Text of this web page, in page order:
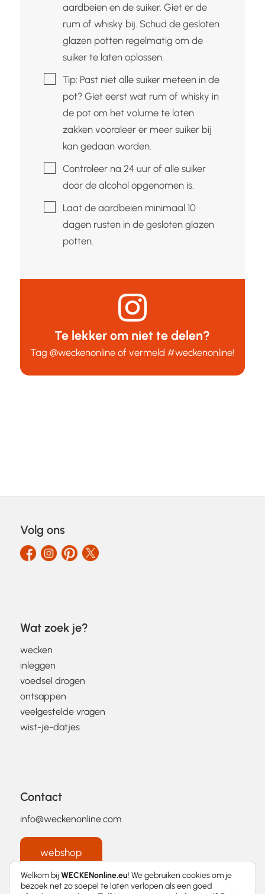
aardbeien en de suiker. Giet er de
rum of whisky bij. Schud de gesloten
glazen potten regelmatig om de
suiker te laten oplossen.
▢
Tip: Past niet alle suiker meteen in de
pot? Giet eerst wat rum of whisky in
de pot om het volume te laten
zakken vooraleer er meer suiker bij
kan gedaan worden.
▢
Controleer na 24 uur of alle suiker
door de alcohol opgenomen is.
▢Laat de aardbeien minimaal 10
dagen rusten in de gesloten glazen
potten.
Te lekker om niet te delen?
Tag@weckenonline of vermeld#weckenonline!
Volg ons
Wat zoek je?
wecken
inleggen
voedsel drogen
ontsappen
veelgestelde vragen
wist-je-datjes
Contact
info@weckenonline.com
webshop
Welkom bijWECKENonline.eu! We gebruiken cookies om je
bezoek net zo soepel te laten verlopen als een goed